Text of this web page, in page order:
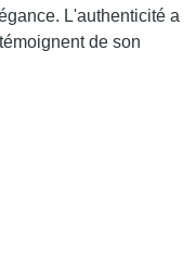
L'authenticité a
de son